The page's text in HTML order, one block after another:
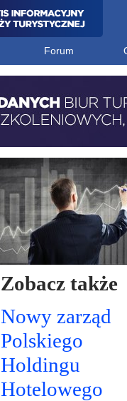
Forum
Zobacz także
Nowy zarząd
Polskiego
Holdingu
Hotelowego